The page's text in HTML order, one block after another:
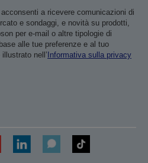
a ricevere comunicazioni di
e sondaggi, e novità su prodotti,
per e-mail o altre tipologie di
alle tue preferenze e al tuo
nell’ Informativa sulla privacy